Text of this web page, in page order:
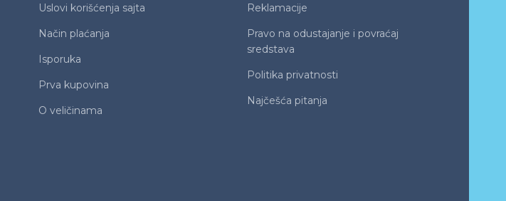
Uslovi korišćenja sajta
Način plaćanja
Isporuka
Prva kupovina
O veličinama
Reklamacije
Pravo na odustajanje i povraćaj
sredstava
Politika privatnosti
Najčešća pitanja